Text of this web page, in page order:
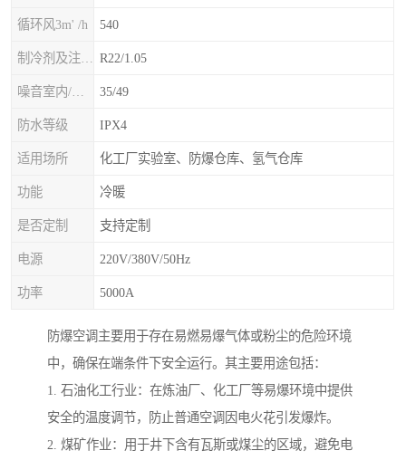
循环风3m' /h 540
R22/1.05
35/49
防水等级 IPX4
适用场所 化工厂实验室、防爆仓库、氢气仓库
功能 冷暖
是否定制 支持定制
电源 220V/380V/50Hz
功率 5000A
防爆空调主要用于存在易燃易爆气体或粉尘的危险环境
中，确保在端条件下安全运行。其主要用途包括：
1. 石油化工行业：在炼油厂、化工厂等易爆环境中提供
安全的温度调节，防止普通空调因电火花引发爆炸。
2. 煤矿作业：用于井下含有瓦斯或煤尘的区域，避免电